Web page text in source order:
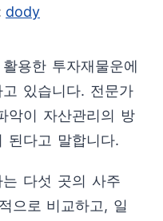
dody
용한 투자재물운에
있습니다. 전문가
악이 자산관리의 방
된다고 말합니다.
다섯 곳의 사주
으로 비교하고, 일